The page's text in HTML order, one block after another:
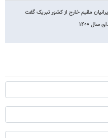
مقیم خارج از کشور تبریک گفت
۱۴۰۰